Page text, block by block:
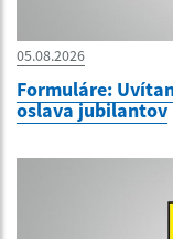
05.08.2026
Formuláre:
oslava jubilantov